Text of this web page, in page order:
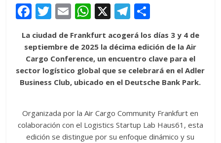
F
ac
e
b
o
o
T
w
itt
er
E
ai
l
W
h
at
s
A
p
p
X T
el
e
gr
a
m
o
m
p
ar
ti
La ciudad de Frankfurt acogerá los días 3 y 4 de
septiembre de 2025 la décima edición de la Air
Cargo Conference, un encuentro clave para el
sector logístico global que se celebrará en el Adler
Business Club, ubicado en el Deutsche Bank Park.
Organizada por la Air Cargo Community Frankfurt en
colaboración con el Logistics Startup Lab Haus61, esta
edición se distingue por su enfoque dinámico y su